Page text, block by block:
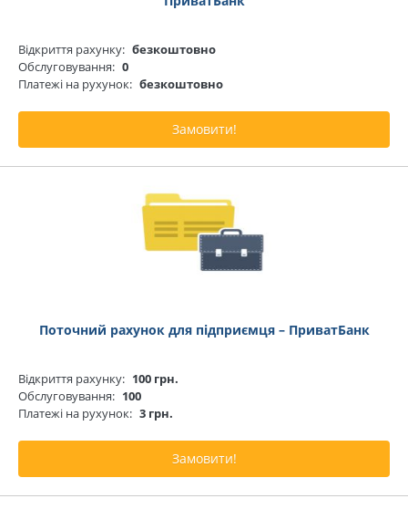
Відкриття рахунку: безкоштовно
Обслуговування: 0
Платежі на рухунок: безкоштовно
Замовити!
Поточний рахунок для підприємця – ПриватБанк
Відкриття рахунку: 100 грн.
Обслуговування: 100
Платежі на рухунок: 3 грн.
Замовити!